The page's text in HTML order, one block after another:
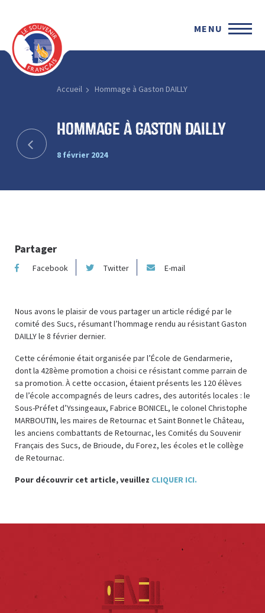
MENU
Accueil Hommage à Gaston DAILLY
Hommage à Gaston DAILLY
8 février 2024
Partager
Facebook Twitter E-mail
Nous avons le plaisir de vous partager un article rédigé par le
comité des Sucs, résumant l’hommage rendu au résistant Gaston
DAILLY le 8 février dernier.
Cette cérémonie était organisée par l’École de Gendarmerie,
dont la 428ème promotion a choisi ce résistant comme parrain de
sa promotion. À cette occasion, étaient présents les 120 élèves
de l’école accompagnés de leurs cadres, des autorités locales : le
Sous-Préfet d’Yssingeaux, Fabrice BONICEL, le colonel Christophe
MARBOUTIN, les maires de Retournac et Saint Bonnet le Château,
les anciens combattants de Retournac, les Comités du Souvenir
Français des Sucs, de Brioude, du Forez, les écoles et le collège
de Retournac.
Pour découvrir cet article, veuillez CLIQUER ICI.